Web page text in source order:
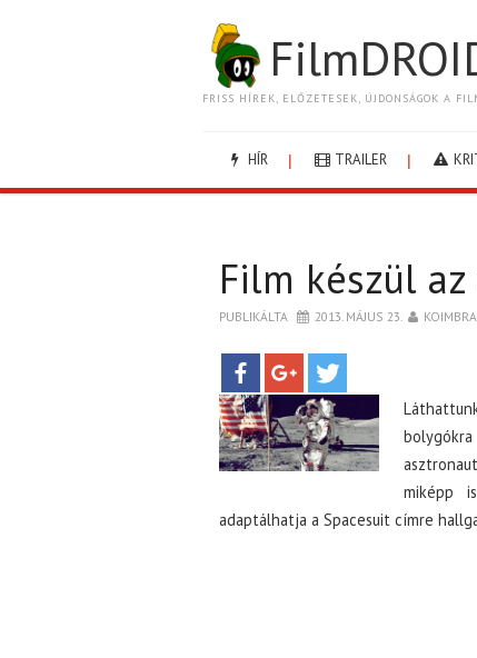
FRISS HÍREK, ELŐZETESEK, ÚJDONSÁGOK A
HÍR TRAILER
Film készül
PUBLIKÁLTA 2013. MÁJUS 23. KOIMBRA
miképp
adaptálhatja a Spacesuit címre